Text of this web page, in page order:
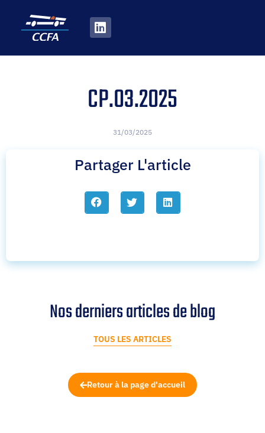
CP.03.2025
31/03/2025
Partager L'article
Nos derniers articles de blog
TOUS LES ARTICLES
Retour à la page d'accueil